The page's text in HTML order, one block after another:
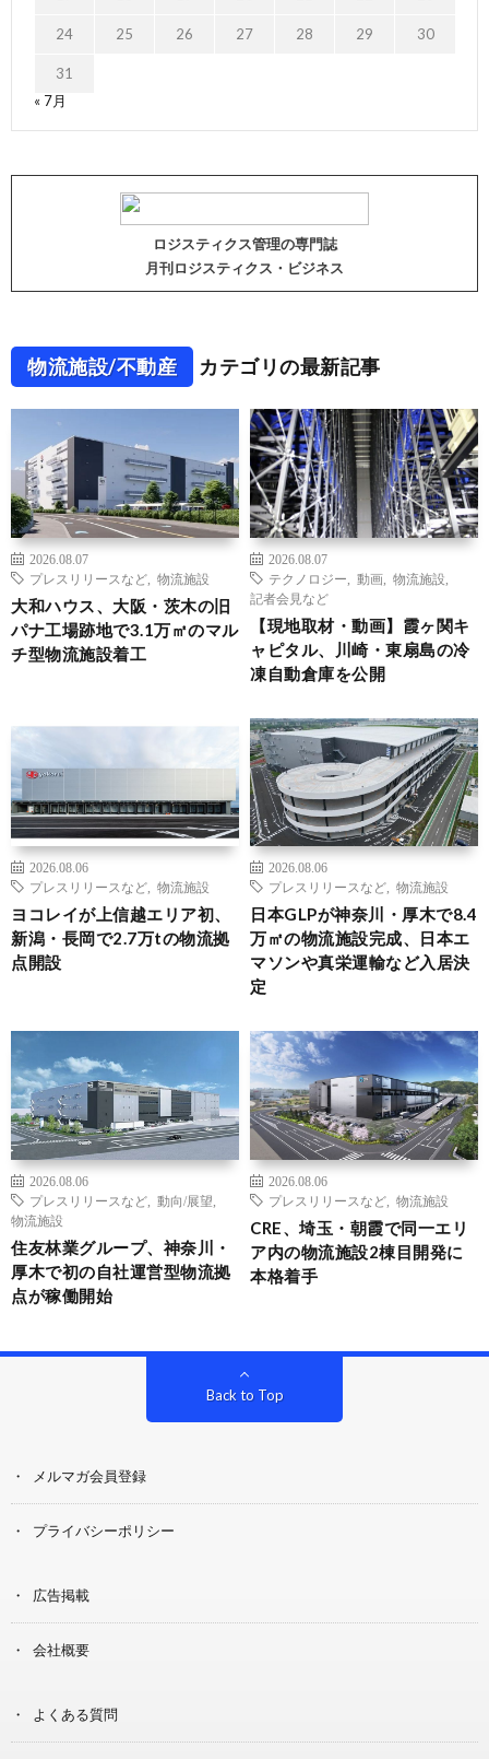
24 25 26 27 28 29 30
31
« 7月
ロジスティクス管理の専門誌
月刊ロジスティクス・ビジネス
物流施設/不動産 カテゴリの最新記事
2026.08.07
プレスリリースなど
物流施設
大和ハウス、大阪・茨木の旧
パナ工場跡地で3.1万㎡のマル
チ型物流施設着工
2026.08.07
テクノロジー
動画 物流施設
記者会見など
【現地取材・動画】霞ヶ関キ
ャピタル、川崎・東扇島の冷
凍自動倉庫を公開
2026.08.06
プレスリリースなど
物流施設
ヨコレイが上信越エリア初、
新潟・長岡で2.7万tの物流拠
点開設
2026.08.06
プレスリリースなど
物流施設
日本GLPが神奈川・厚木で8.4
万㎡の物流施設完成、日本エ
マソンや真栄運輸など入居決
定
2026.08.06
プレスリリースなど
動向/展望
物流施設
住友林業グループ、神奈川・
厚木で初の自社運営型物流拠
点が稼働開始
2026.08.06
プレスリリースなど
物流施設
CRE、埼玉・朝霞で同一エリ
ア内の物流施設2棟目開発に
本格着手
Back to Top
メルマガ会員登録
プライバシーポリシー
広告掲載
会社概要
よくある質問